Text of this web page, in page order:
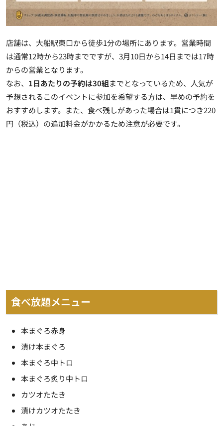
店舗は、大船駅東口から徒歩1分の場所にあります。営業時間
は通常12時から23時までですが、3月10日から14日までは17時
からの営業となります。
なお、 1日あたりの予約は30組までとなっているため、人気が
予想されるこのイベントに参加を希望する方は、早めの予約を
おすすめします。また、食べ残しがあった場合は1貫につき220
円（税込）の追加料金がかかるため注意が必要です。
食べ放題メニュー
本まぐろ赤身
漬け本まぐろ
本まぐろ中トロ
本まぐろ炙り中トロ
カツオたたき
漬けカツオたたき